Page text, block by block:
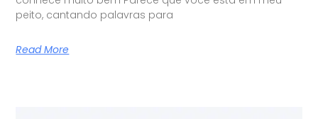
peito, cantando palavras para
Read More